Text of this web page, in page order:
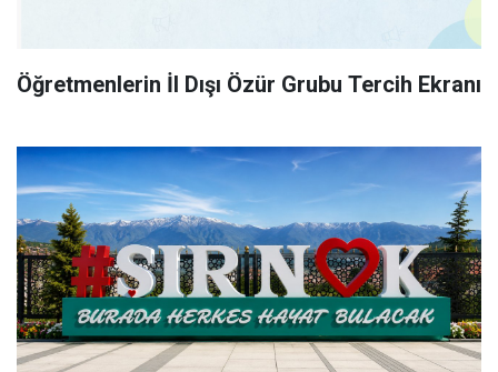
Öğretmenlerin İl Dışı Özür Grubu Tercih Ekranı